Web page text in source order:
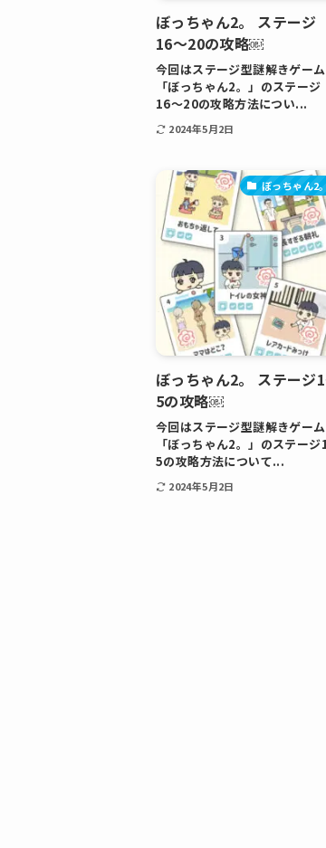
ぼっちゃん2。 ステージ
16〜20の攻略￼
今回はステージ型謎解きゲーム
「ぼっちゃん2。」のステージ
16〜20の攻略方法につい...
2024年5月2日
ぼっちゃん2
ぼっちゃん2。 ステージ
5の攻略￼
今回はステージ型謎解きゲーム
「ぼっちゃん2。」のステージ
5の攻略方法について...
2024年5月2日